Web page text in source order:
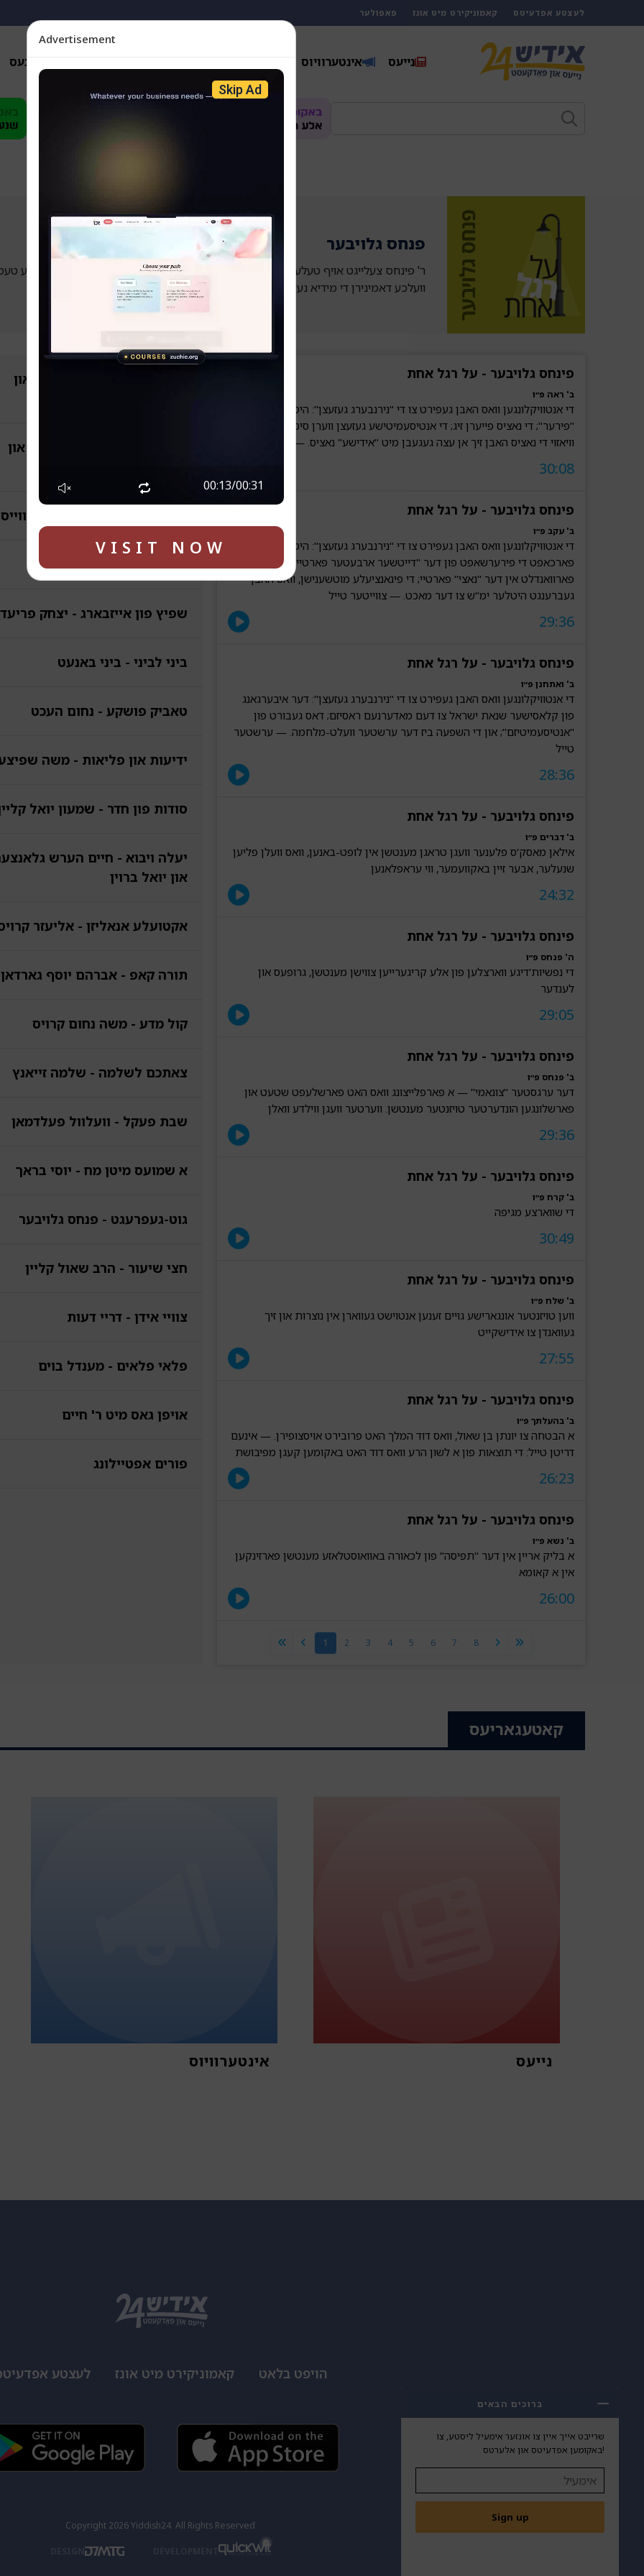
לעצטע אפדעיטס קאמוניקירט מיט אונז פאפולער
נייעס אינטערוויוס ביזנעס
פנחס גלויבער
ר' פינחס צעלייגט אויף טעלערלעך די לעצטיגע געשעענישן; באהאנדלנדיג די טאג-טעגליכע
וועלכע דאמינירן די מידיא נעצן.
תשעה באב לייוו פראגראם און
לוסטיג און לופטיג - הערשל און
טשיקאווע ברעקלעך - יושע ווייס
זאכליך - יואל פעלזן
שפיץ פון אייזבארג - יצחק פריעד
ביני לביני - ביני באנעט
טאביק פושקע - נחום העכט
ידיעות און פליאות - משה
סודות פון חדר - שמעון יואל
יעלה ויבוא - חיים הערש
און יואל ברוין
אקטועלע אנאליזן - אליעזר
תורה קאפ - אברהם יוסף גארדאן
קול מדע - משה נחום קרויס
צאתכם לשלמה - שלמה זייאנץ
שבת פעקל - וועלוול פעלדמאן
א שמועס מיטן מח - יוסי בראך
גוט-געפרעגט - פנחס גלויבער
חצי שיעור - הרב שאול קליין
צוויי אידן - דריי דעות
פלאי פלאים - מענדל בוים
אויפן גאס מיט ר' חיים
פורים אפטיילונג
פינחס גלויבער - על רגל אחת
ב' ראה פ״ו
די אנטוויקלונגען וואס האבן געפירט צו די "נירנבערג געזעצן": היטלער ווערט
"פירער"; די נאציס פייערן זיג; די אנטיסעמיטישע געזעצן ווערן סיסטעמאטיזירט;
וויאזוי די נאציס האבן זיך אן עצה געגעבן מיט "אידישע" נאציס. — דריטער טייל
30:08
פינחס גלויבער - על רגל אחת
ב' עקב פ״ו
די אנטוויקלונגען וואס האבן געפירט צו די "נירנבערג געזעצן": היטלער
פארכאפט די פירערשאפט פון דער "דייטשער ארבעטער פארטיי", וואס ער
פארוואנדלט אין דער "נאצי" פארטיי; די פינאנציעלע מוטשענישן, וואס האבן
געברענגט היטלער ימ"ש צו דער מאכט. — צווייטער טייל
29:36
פינחס גלויבער - על רגל אחת
ב' ואתחנן פ״ו
די אנטוויקלונגען וואס האבן געפירט צו די "נירנבערג געזעצן": דער איבערגאנג
פון קלאסישער שנאת ישראל צו דעם מאדערנעם ראסיזם; דאס געבורט פון
"אנטיסעמיטיזם"; און די השפעה ביז דער ערשטער וועלט-מלחמה. — ערשטער
טייל
28:36
פינחס גלויבער - על רגל אחת
ב' דברים פ״ו
אילאן מאסק'ס פלענער וועגן טראגן מענטשן אין לופט-באנען, וואס וועלן פליען
שנעלער, אבער זיין באקוועמער, ווי עראפלאנען
24:32
פינחס גלויבער - על רגל אחת
ה' פנחס פ״ו
די נפשיות'דיגע ווארצלען פון אלע קריגערייען צווישן מענטשן, גרופעס און
לענדער
29:05
פינחס גלויבער - על רגל אחת
ב' פנחס פ״ו
דער ערגסטער "צונאמי" — א פארפלייצונג וואס האט פארשלעפט שטעט און
פארשלונגען הונדערטער טויזנטער מענטשן. ווערטער וועגן ווילדע וואלן
29:36
פינחס גלויבער - על רגל אחת
ב' קרח פ״ו
די שווארצע מגיפה
30:49
פינחס גלויבער - על רגל אחת
ב' שלח פ״ו
ווען טויזנטער אונגארישע גויים זענען אנטוישט געווארן אין נוצרות און זיך
געוואנדן צו אידישקייט
27:55
פינחס גלויבער - על רגל אחת
ב' בהעלתך פ״ו
א הבטחה צו יונתן בן שאול, וואס דוד המלך האט פרובירט אויסצופירן. — אינעם
דריטן טייל: די תוצאות פון א לשון הרע וואס דוד האט באקומען קעגן מפיבושת
26:23
פינחס גלויבער - על רגל אחת
ב' נשא פ״ו
א בליק אריין אין דער "תפיסה" פון לכאורה באוואוסטלאזע מענטשן פארזינקען
אין א קאומא
26:00
1 2 3 4 5 6 7 8
קאטעגאריעס
נייעס אינטערוויוס
הויפט בלאט קאמוניקירט מיט אונז לעצטע
Copyright 2026 Yiddish24. All Rights Reserved.
ברוכים הבאים
שרייבט אייך איין צו אונזער אימעיל ליסטע, צו
באקומען אפדעיטס און אלערטס!
Sign up
Advertisement
Skip Ad
00:14/00:31
VISIT NOW